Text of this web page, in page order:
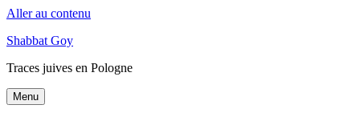
Aller au contenu
Shabbat Goy
Traces juives en Pologne
Menu